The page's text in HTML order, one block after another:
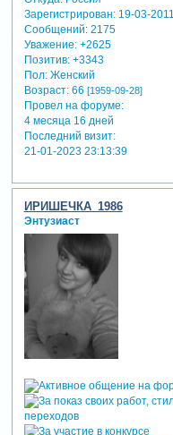
Зарегистрирован: 19-03-2011
Сообщений:2175
Уважение: +2625
Позитив: +3343
Пол:Женский
Возраст:66 [1959-09-28]
Провел на форуме:
4 месяца 16 дней
Последний визит:
21-01-2023 23:13:39
ИРИШЕЧКА_1986
Энтузиаст